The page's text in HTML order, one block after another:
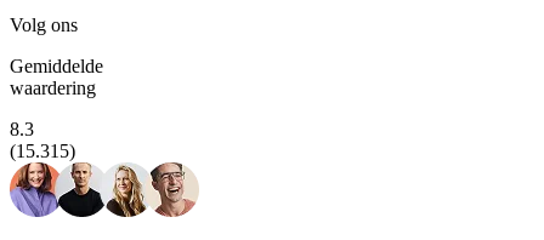
Volg ons
Gemiddelde
waardering
8.3
(15.315)